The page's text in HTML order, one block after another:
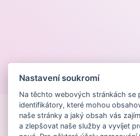
Nastavení soukromí
Na těchto webových stránkách se
identifikátory, které mohou
naše stránky a jaký obsah vás
a zlepšovat naše služby a vyvíjet